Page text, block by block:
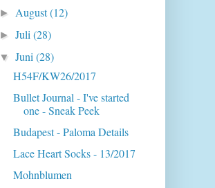
► August(12)
►Juli(28)
▼Juni(28)
H54F/KW26/2017
Bullet Journal - I've started
one - Sneak Peek
Budapest - Paloma Details
Lace Heart Socks - 13/2017
Mohnblumen